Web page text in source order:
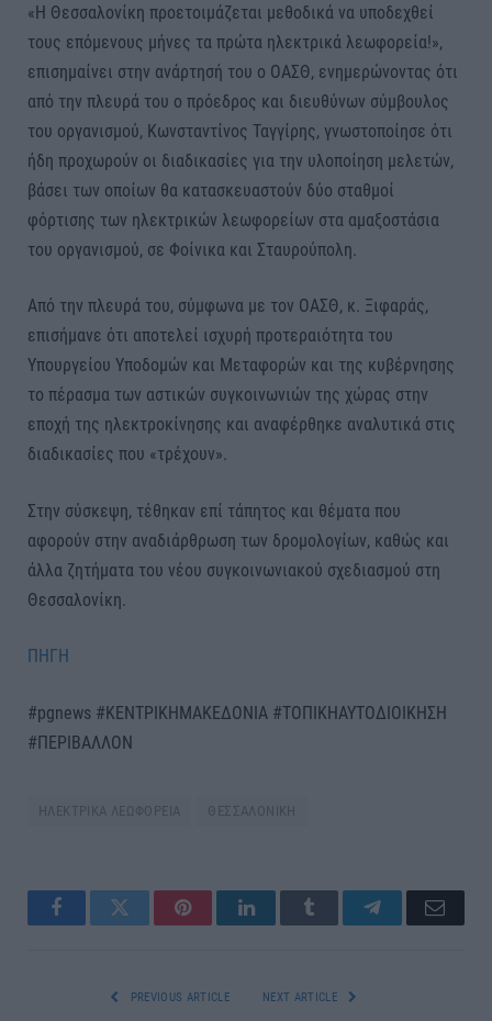
«Η Θεσσαλονίκη προετοιμάζεται μεθοδικά να υποδεχθεί
τους επόμενους μήνες τα πρώτα ηλεκτρικά λεωφορεία!»,
επισημαίνει στην ανάρτησή του ο ΟΑΣΘ, ενημερώνοντας ότι
από την πλευρά του ο πρόεδρος και διευθύνων σύμβουλος
του οργανισμού, Κωνσταντίνος Ταγγίρης, γνωστοποίησε ότι
ήδη προχωρούν οι διαδικασίες για την υλοποίηση μελετών,
βάσει των οποίων θα κατασκευαστούν δύο σταθμοί
φόρτισης των ηλεκτρικών λεωφορείων στα αμαξοστάσια
του οργανισμού, σε Φοίνικα και Σταυρούπολη.
Από την πλευρά του, σύμφωνα με τον ΟΑΣΘ, κ. Ξιφαράς,
επισήμανε ότι αποτελεί ισχυρή προτεραιότητα του
Υπουργείου Υποδομών και Μεταφορών και της κυβέρνησης
το πέρασμα των αστικών συγκοινωνιών της χώρας στην
εποχή της ηλεκτροκίνησης και αναφέρθηκε αναλυτικά στις
διαδικασίες που «τρέχουν».
Στην σύσκεψη, τέθηκαν επί τάπητος και θέματα που
αφορούν στην αναδιάρθρωση των δρομολογίων, καθώς και
άλλα ζητήματα του νέου συγκοινωνιακού σχεδιασμού στη
Θεσσαλονίκη.
ΠΗΓΗ
#pgnews #ΚΕΝΤΡΙΚΗΜΑΚΕΔΟΝΙΑ #ΤΟΠΙΚΗΑΥΤΟΔΙΟΙΚΗΣΗ
#ΠΕΡΙΒΑΛΛΟΝ
ΗΛΕΚΤΡΙΚΑ ΛΕΩΦΟΡΕΙΑ ΘΕΣΣΑΛΟΝΙΚΗ
FacebookTwitter PinterestLinkedInTumblr TelegramEmail
PREVIOUS ARTICLE NEXT ARTICLE